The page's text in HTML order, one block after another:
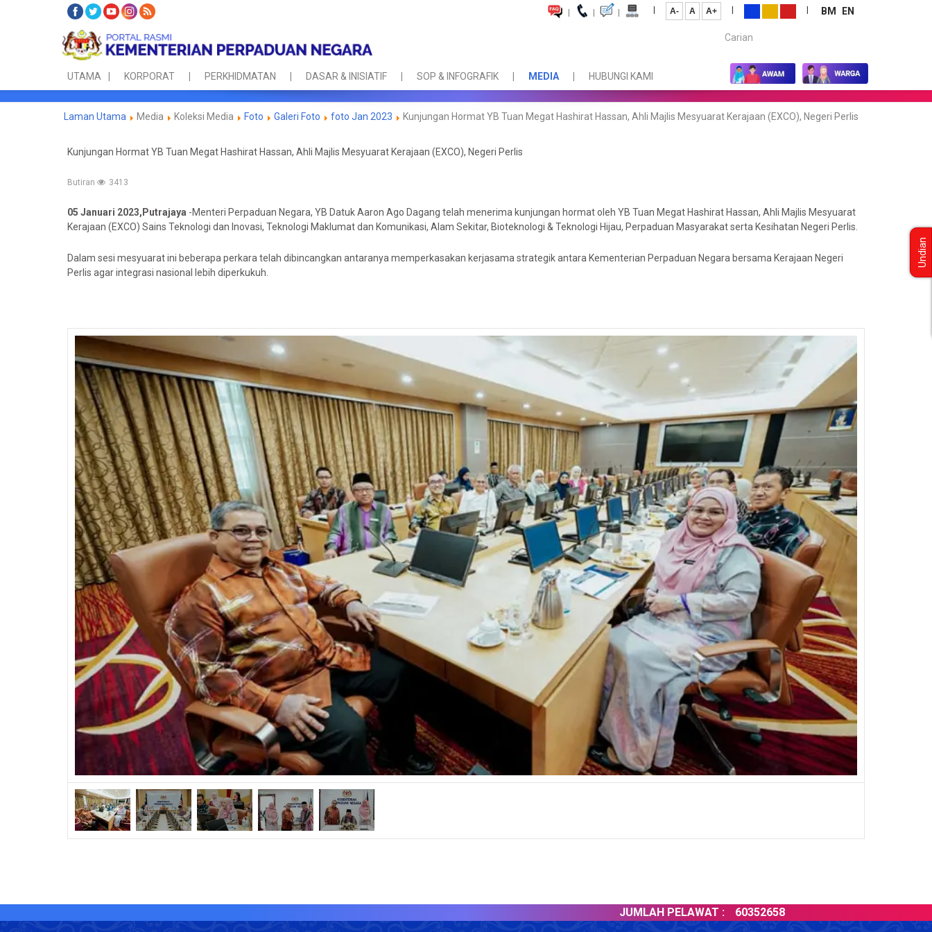
| | | | A- A A+ | | BM
EN
Carian...
UTAMA KORPORAT PERKHIDMATAN DASAR & INISIATIF SOP & INFOGRAFIK MEDIA HUBUNGI KAMI
Laman Utama Media Koleksi Media Foto Galeri Foto foto Jan 2023 Kunjungan Hormat YB Tuan Megat Hashirat Hassan, Ahli Majlis Mesyuarat Kerajaan (EXCO), Negeri Perlis
Kunjungan Hormat YB Tuan Megat Hashirat Hassan, Ahli Majlis Mesyuarat Kerajaan (EXCO), Negeri Perlis
Butiran 3413
05 Januari 2023,Putrajaya -Menteri Perpaduan Negara, YB Datuk Aaron Ago Dagang telah menerima kunjungan hormat oleh YB Tuan Megat Hashirat Hassan, Ahli Majlis Mesyuarat
Kerajaan (EXCO) Sains Teknologi dan Inovasi, Teknologi Maklumat dan Komunikasi, Alam Sekitar, Bioteknologi & Teknologi Hijau, Perpaduan Masyarakat serta Kesihatan Negeri Perlis.
Dalam sesi mesyuarat ini beberapa perkara telah dibincangkan antaranya memperkasakan kerjasama strategik antara Kementerian Perpaduan Negara bersama Kerajaan Negeri
Perlis agar integrasi nasional lebih diperkukuh.
JUMLAH PELAWAT : 60352658
Undian